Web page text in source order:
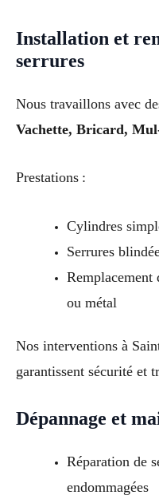
Installation et
serrures
Nous travaillons avec
Vachette, Bricard,
Prestations :
Cylindres
Serrures
Remplacement
ou métal
Nos interventions à
garantissent sécurité et
Dépannage et
Réparation de
endommagées